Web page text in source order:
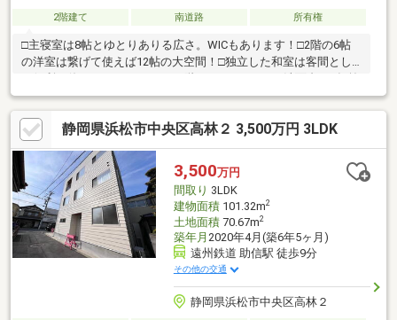
2階建て 南道路 所有権
□主寝室は8帖とゆとりありる広さ。WICもあります！□2階の6帖
の洋室は繋げて使えば12帖の大空間！□独立した和室は客間とし
に交換してあります！
静岡県浜松市中央区高林２ 3,500万円 3LDK
3,500万円
間取り 3LDK
建物面積101.32m2
土地面積70.67m2
築年月 2020年4月(築6年5ヶ月)
遠州鉄道 助信駅 徒歩9分
その他の交通
静岡県浜松市中央区高林２